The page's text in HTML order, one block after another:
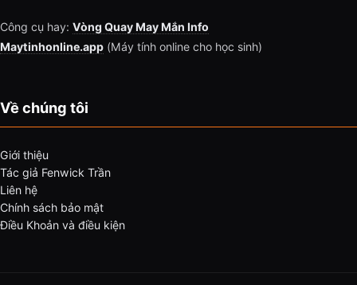
Công cụ hay: Vòng Quay May Mắn Info
Maytinhonline.app (Máy tính online cho học sinh)
Về chúng tôi
Giới thiệu
Tác giả Fenwick Trần
Liên hệ
Chính sách bảo mật
Điều Khoản và điều kiện